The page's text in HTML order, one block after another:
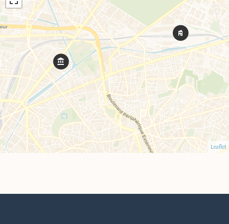
Leaflet